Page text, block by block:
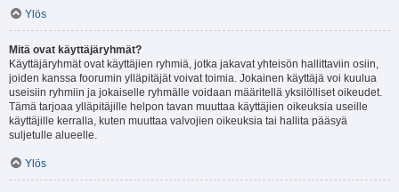
Ylös
Mitä ovat käyttäjäryhmät?
Käyttäjäryhmät ovat käyttäjien ryhmiä, jotka jakavat yhteisön hallittaviin osiin,
joiden kanssa foorumin ylläpitäjät voivat toimia. Jokainen käyttäjä voi kuulua
useisiin ryhmiin ja jokaiselle ryhmälle voidaan määritellä yksilölliset oikeudet.
Tämä tarjoaa ylläpitäjille helpon tavan muuttaa käyttäjien oikeuksia useille
käyttäjille kerralla, kuten muuttaa valvojien oikeuksia tai hallita pääsyä
suljetulle alueelle.
Ylös